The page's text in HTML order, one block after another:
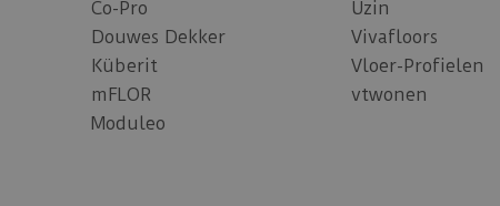
Co-Pro
Douwes Dekker
Küberit
mFLOR
Moduleo
Uzin
Vivafloors
Vloer-Profielen
vtwonen